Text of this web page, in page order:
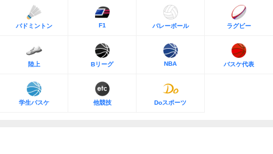
バドミントン F1 バレーボール ラグビー
陸上 Bリーグ NBA バスケ代表
学生バスケ 他競技 Doスポーツ